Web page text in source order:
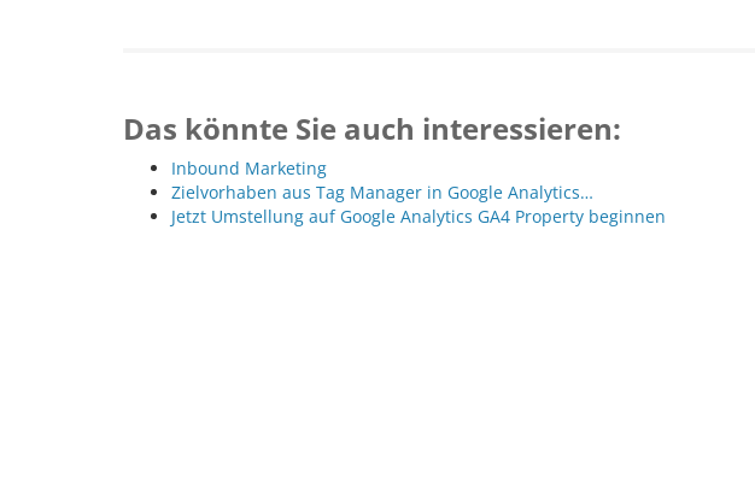
Das könnte Sie auch interessieren:
Inbound Marketing
Zielvorhaben aus Tag Manager in Google Analytics…
Jetzt Umstellung auf Google Analytics GA4 Property beginnen